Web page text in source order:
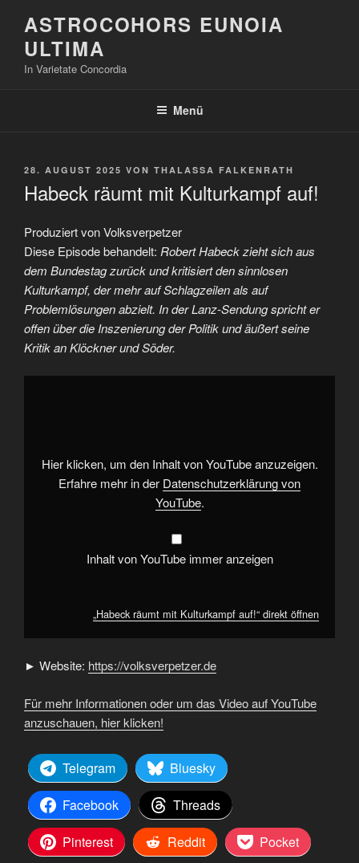
Inhalt
springen
ASTROCOHORS EUNOIA
ULTIMA
In Varietate Concordia
Menü
VERÖFFENTLICHT
28. AUGUST 2025 VON THALASSA FALKENRATH
Habeck räumt mit Kulturkampf auf!
Produziert von Volksverpetzer
Diese Episode behandelt: Robert Habeck zieht sich aus
dem Bundestag zurück und kritisiert den sinnlosen
Kulturkampf, der mehr auf Schlagzeilen als auf
Problemlösungen abzielt. In der Lanz-Sendung spricht er
offen über die Inszenierung der Politik und äußert seine
Kritik an Klöckner und Söder.
„Habeck
anzeigen
Hier klicken, um den Inhalt von YouTube anzuzeigen.
Erfahre mehr in der Datenschutzerklärung von
YouTube.
Inhalt von YouTube immer anzeigen
„Habeck räumt mit Kulturkampf auf!“ direkt öffnen
► Website: https://volksverpetzer.de
Für mehr Informationen oder um das Video auf YouTube
anzuschauen, hier klicken!
Telegram
Bluesky
Facebook
Threads
Pinterest
Reddit
Pocket